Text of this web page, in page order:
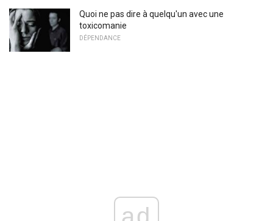
Quoi ne pas dire à quelqu'un avec une
toxicomanie
DÉPENDANCE